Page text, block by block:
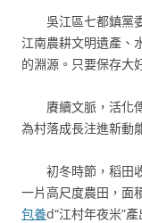
吳江區七都鎮黨
江南農耕文明遺產、
的淵源。只要保存大
賡續文脈，活化
為村落成長注進新動
初冬時節，稻田
一片高尺度農田，面
包養d“江村年夜米”